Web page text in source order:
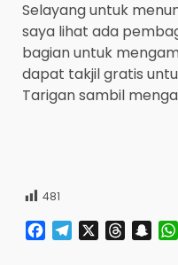
Selayang untuk
saya lihat ada
bagian untuk
dapat takjil gratis
Tarigan sambil
481
Facebook
TelegramThreads